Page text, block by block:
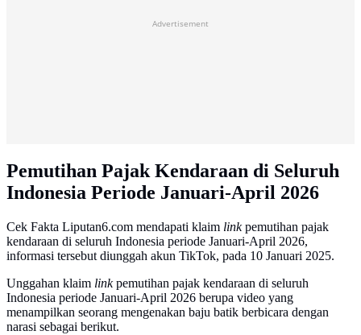
Advertisement
Pemutihan Pajak Kendaraan di Seluruh
Indonesia Periode Januari-April 2026
Cek Fakta Liputan6.com mendapati klaim linkpemutihan pajak
kendaraan di seluruh Indonesia periode Januari-April 2026,
informasi tersebut diunggah akun TikTok, pada 10 Januari 2025.
Unggahan klaim linkpemutihan pajak kendaraan di seluruh
Indonesia periode Januari-April 2026 berupa video yang
menampilkan seorang mengenakan baju batik berbicara dengan
narasi sebagai berikut.